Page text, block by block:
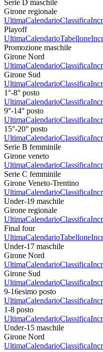
Serie D maschile
Girone regionale
UltimaCalendarioClassifica
Playoff
UltimaCalendarioTabellone
Promozione maschile
Girone Nord
UltimaCalendarioClassifica
Girone Sud
UltimaCalendarioClassifica
1°-8° posto
UltimaCalendarioClassifica
9°-14° posto
UltimaCalendarioClassifica
15°-20° posto
UltimaCalendarioClassifica
Serie B femminile
Girone veneto
UltimaCalendarioClassifica
Serie C femminile
Girone Veneto-Trentino
UltimaCalendarioClassifica
Under-19 maschile
Girone regionale
UltimaCalendarioClassifica
Final four
UltimaCalendarioTabellone
Under-17 maschile
Girone Nord
UltimaCalendarioClassifica
Girone Sud
UltimaCalendarioClassifica
9-16esimo posto
UltimaCalendarioClassifica
1-8 posto
UltimaCalendarioClassifica
Under-15 maschile
Girone Nord
UltimaCalendarioClassifica